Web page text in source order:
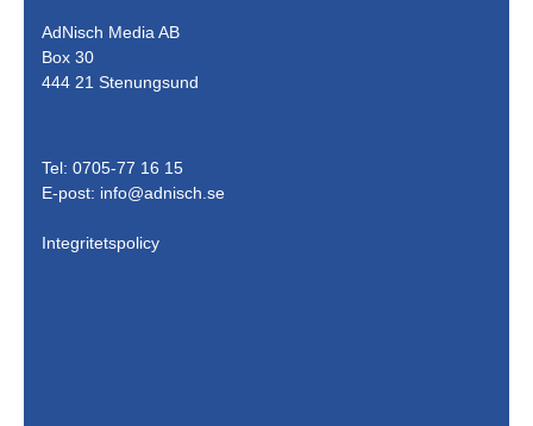
AdNisch Media AB
Box 30
444 21 Stenungsund
Tel: 0705-77 16 15
E-post: info@adnisch.se
Integritetspolicy